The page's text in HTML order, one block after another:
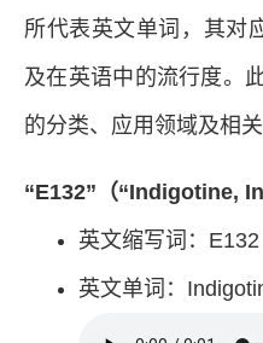
所代表英文单词，其对
及在英语中的流行度。
的分类、应用领域及相关
“E132”（“Indigotine,
英文缩写词：E132
英文单词：